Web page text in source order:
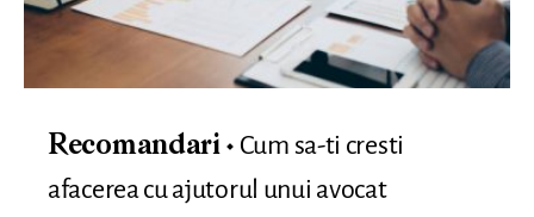
Recomandari
Cum sa-ti cresti
afacerea cu ajutorul unui avocat